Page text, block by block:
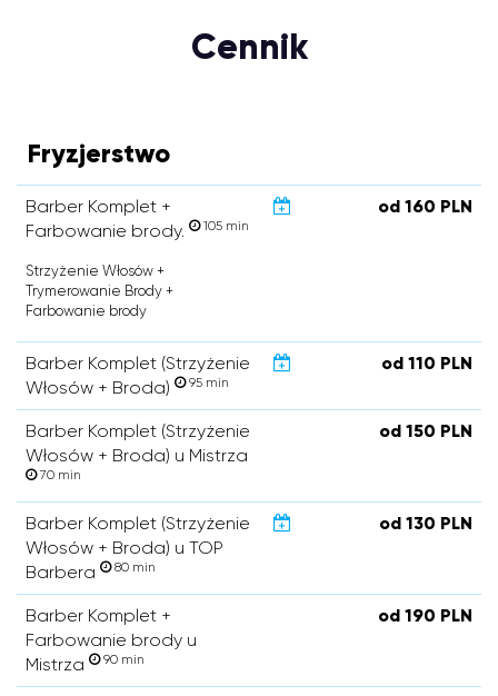
Cennik
Fryzjerstwo
Barber Komplet +
Farbowanie brody.
105 min
od 160 PLN
Strzyżenie Włosów +
Trymerowanie Brody +
Farbowanie brody
Barber Komplet (Strzyżenie
Włosów + Broda)
95 min
od 110 PLN
Barber Komplet (Strzyżenie
Włosów + Broda) u Mistrza
70 min
od 150 PLN
Barber Komplet (Strzyżenie
Włosów + Broda) u TOP
Barbera
80 min
od 130 PLN
Barber Komplet +
Farbowanie brody u
Mistrza
90 min
od 190 PLN